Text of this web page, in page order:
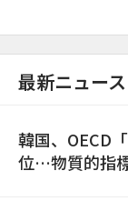
最新ニュース
韓国、OECD
位…物質的指